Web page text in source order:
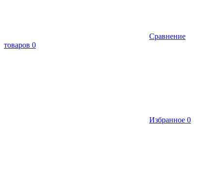
Сравнение
товаров 0
Избранное 0